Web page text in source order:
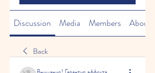
Discussion Media Members About
Back